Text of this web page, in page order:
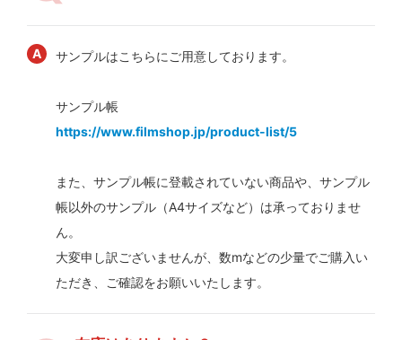
サンプルはこちらにご用意しております。
サンプル帳
https://www.filmshop.jp/product-list/5
また、サンプル帳に登載されていない商品や、サンプル
帳以外のサンプル（A4サイズなど）は承っておりませ
ん。
大変申し訳ございませんが、数mなどの少量でご購入い
ただき、ご確認をお願いいたします。